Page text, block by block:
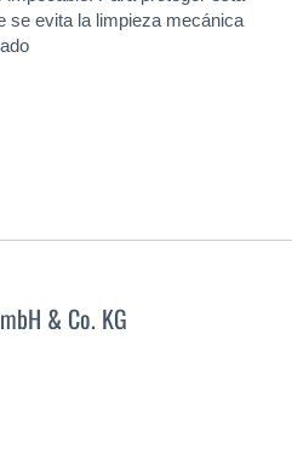
se evita la limpieza mecánica
& Co. KG